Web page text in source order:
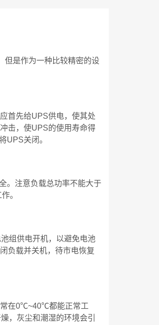
但是作为一种比较精密的设
首先给UPS供电，使其处
击，使UPS的使用寿命得
UPS关闭。
。注意负载总功率不能大于
。
组供电开机，以避免电池
负载并关机，待市电恢复
常在0℃~40℃都能正常工
，灰尘和潮湿的环境会引